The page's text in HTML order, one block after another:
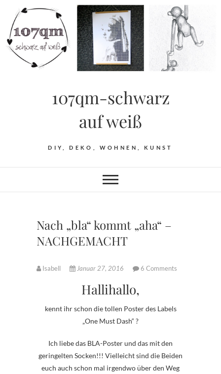
content
107qm-schwarz
auf weiß
DIY, DEKO, WOHNEN, KUNST
Nach „bla“ kommt „aha“ –
NACHGEMACHT
Isabell Januar 27, 2016 6 Comments
Hallihallo,
kennt ihr schon die tollen Poster des Labels
„One Must Dash“ ?
Ich liebe das BLA-Poster und das mit den
geringelten Socken!!! Vielleicht sind die Beiden
euch auch schon mal irgendwo über den Weg